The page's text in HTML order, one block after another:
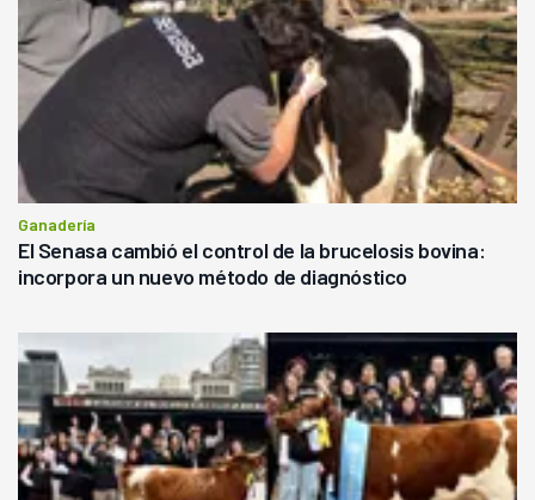
Ganadería
El Senasa cambió el control de la brucelosis bovina:
incorpora un nuevo método de diagnóstico